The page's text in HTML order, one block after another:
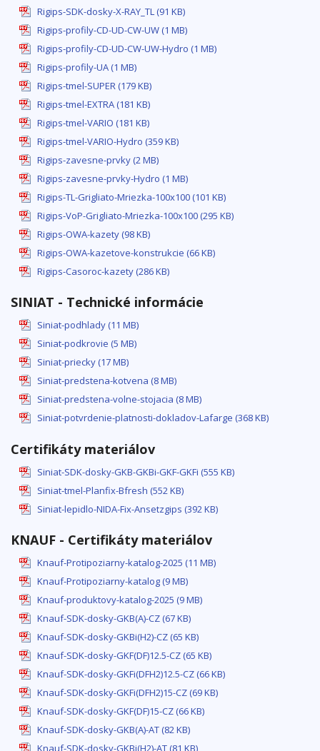
Rigips-SDK-dosky-X-RAY_TL (91 KB)
Rigips-profily-CD-UD-CW-UW (1 MB)
Rigips-profily-CD-UD-CW-UW-Hydro (1 MB)
Rigips-profily-UA (1 MB)
Rigips-tmel-SUPER (179 KB)
Rigips-tmel-EXTRA (181 KB)
Rigips-tmel-VARIO (181 KB)
Rigips-tmel-VARIO-Hydro (359 KB)
Rigips-zavesne-prvky (2 MB)
Rigips-zavesne-prvky-Hydro (1 MB)
Rigips-TL-Grigliato-Mriezka-100x100 (101 KB)
Rigips-VoP-Grigliato-Mriezka-100x100 (295 KB)
Rigips-OWA-kazety (98 KB)
Rigips-OWA-kazetove-konstrukcie (66 KB)
Rigips-Casoroc-kazety (286 KB)
SINIAT - Technické informácie
Siniat-podhlady (11 MB)
Siniat-podkrovie (5 MB)
Siniat-priecky (17 MB)
Siniat-predstena-kotvena (8 MB)
Siniat-predstena-volne-stojacia (8 MB)
Siniat-potvrdenie-platnosti-dokladov-Lafarge (368 KB)
Certifikáty materiálov
Siniat-SDK-dosky-GKB-GKBi-GKF-GKFi (555 KB)
Siniat-tmel-Planfix-Bfresh (552 KB)
Siniat-lepidlo-NIDA-Fix-Ansetzgips (392 KB)
KNAUF - Certifikáty materiálov
Knauf-Protipoziarny-katalog-2025 (11 MB)
Knauf-Protipoziarny-katalog (9 MB)
Knauf-produktovy-katalog-2025 (9 MB)
Knauf-SDK-dosky-GKB(A)-CZ (67 KB)
Knauf-SDK-dosky-GKBi(H2)-CZ (65 KB)
Knauf-SDK-dosky-GKF(DF)12.5-CZ (65 KB)
Knauf-SDK-dosky-GKFi(DFH2)12.5-CZ (66 KB)
Knauf-SDK-dosky-GKFi(DFH2)15-CZ (69 KB)
Knauf-SDK-dosky-GKF(DF)15-CZ (66 KB)
Knauf-SDK-dosky-GKB(A)-AT (82 KB)
Knauf-SDK-dosky-GKBi(H2)-AT (81 KB)